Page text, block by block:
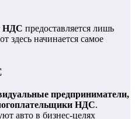
НДС предоставляется лишь
здесь начинается самое
предприниматели,
НДС.
авто в бизнес-целях